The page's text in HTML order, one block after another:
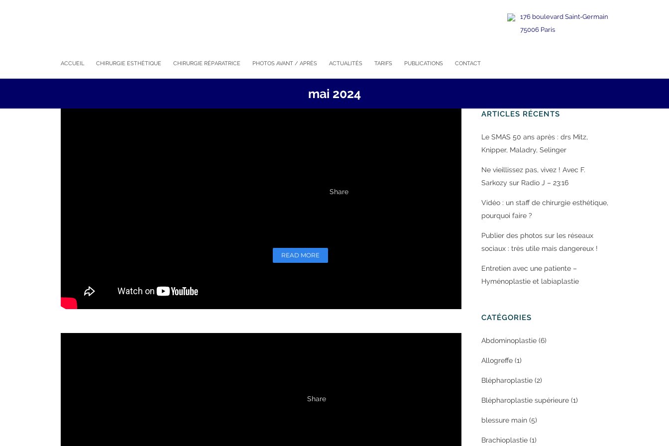
176 boulevard Saint-Germain
75006 Paris
ACCUEIL CHIRURGIE ESTHÉTIQUE CHIRURGIE RÉPARATRICE PHOTOS AVANT / APRÈS ACTUALITÉS TARIFS PUBLICATIONS CONTACT
mai 2024
Share
READ MORE
Share
ARTICLES RÉCENTS
Le SMAS 50 ans après : drs Mitz,
Knipper, Maladry, Selinger
Ne vieillissez pas, vivez ! Avec F.
Sarkozy sur Radio J – 23:16
Vidéo : un staff de chirurgie esthétique,
pourquoi faire ?
Publier des photos sur les réseaux
sociaux : très utile mais dangereux !
Entretien avec une patiente –
Hyménoplastie et labiaplastie
CATÉGORIES
Abdominoplastie (6)
Allogreffe (1)
Blépharoplastie (2)
Blépharoplastie supérieure (1)
blessure main (5)
Brachioplastie (1)